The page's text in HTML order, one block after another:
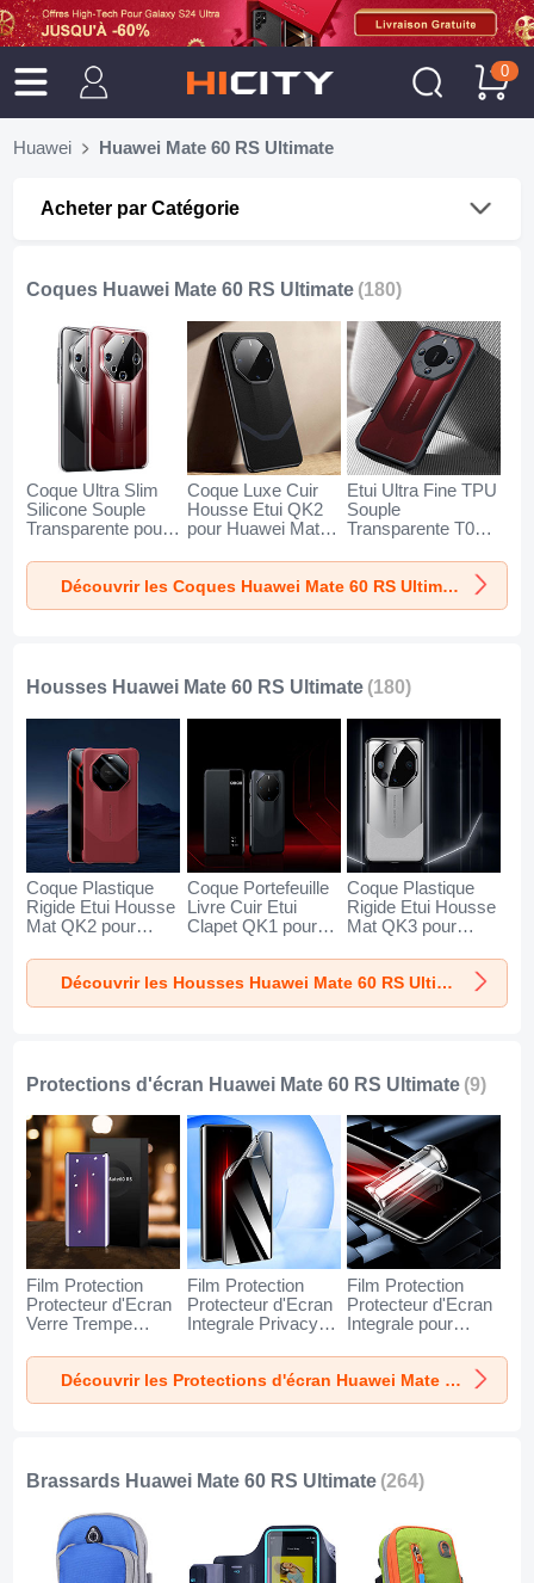
0
Huawei Huawei Mate 60 RS Ultimate
Acheter par Catégorie
Coques Huawei Mate 60 RS Ultimate (180)
Coque Ultra Slim
Silicone Souple
Transparente pour
RS Ultimate Clair
Coque Luxe Cuir
Housse Etui QK2
pour Huawei Mate
Noir
Etui Ultra Fine TPU
Souple
Transparente T03
60 RS Ultimate
Noir
Découvrir les Coques Huawei Mate 60 RS Ultimate
Housses Huawei Mate 60 RS Ultimate (180)
Coque Plastique
Rigide Etui Housse
Mat QK2 pour
RS Ultimate Rouge
Coque Portefeuille
Livre Cuir Etui
Clapet QK1 pour
RS Ultimate Noir
Coque Plastique
Rigide Etui Housse
Mat QK3 pour
RS Ultimate Blanc
Découvrir les Housses Huawei Mate 60 RS Ultimate
Protections d'écran Huawei Mate 60 RS Ultimate (9)
Film Protection
Protecteur d'Ecran
Verre Trempe
Lumiere Bleue pour
Huawei Mate 60
RS Ultimate Noir
Film Protection
Protecteur d'Ecran
Integrale Privacy
60 RS Ultimate
Clair
Film Protection
Protecteur d'Ecran
Integrale pour
RS Ultimate Clair
Découvrir les Protections d'écran Huawei Mate 60 RS Ultimate
Brassards Huawei Mate 60 RS Ultimate (264)